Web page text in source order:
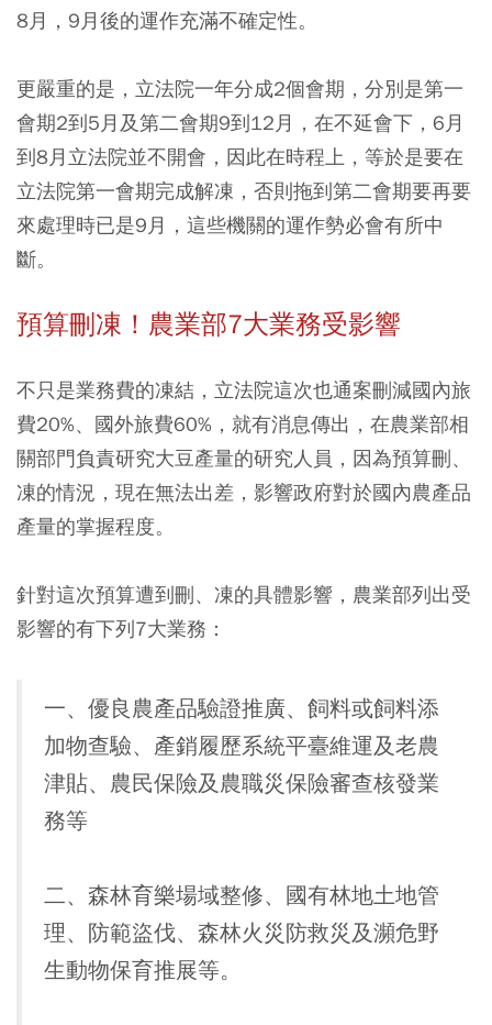
8月，9月後的運作充滿不確定性。
更嚴重的是，立法院一年分成2個會期，分別是第一
會期2到5月及第二會期9到12月，在不延會下，6月
到8月立法院並不開會，因此在時程上，等於是要在
立法院第一會期完成解凍，否則拖到第二會期要再要
來處理時已是9月，這些機關的運作勢必會有所中
斷。
預算刪凍！農業部7大業務受影響
不只是業務費的凍結，立法院這次也通案刪減國內旅
費20%、國外旅費60%，就有消息傳出， 在農業部相
關部門負責研究大豆產量的研究人員，因為預算刪、
凍的情況，現在無法出差，影響政府對於國內農產品
產量的掌握程度。
針對這次預算遭到刪、凍的具體影響，農業部列出受
影響的有下列7大業務：
一、優良農產品驗證推廣、飼料或飼料添
加物查驗、產銷履歷系統平臺維運及老農
津貼、農民保險及農職災保險審查核發業
務等
二、森林育樂場域整修、國有林地土地管
理、防範盜伐、森林火災防救災及瀕危野
生動物保育推展等。